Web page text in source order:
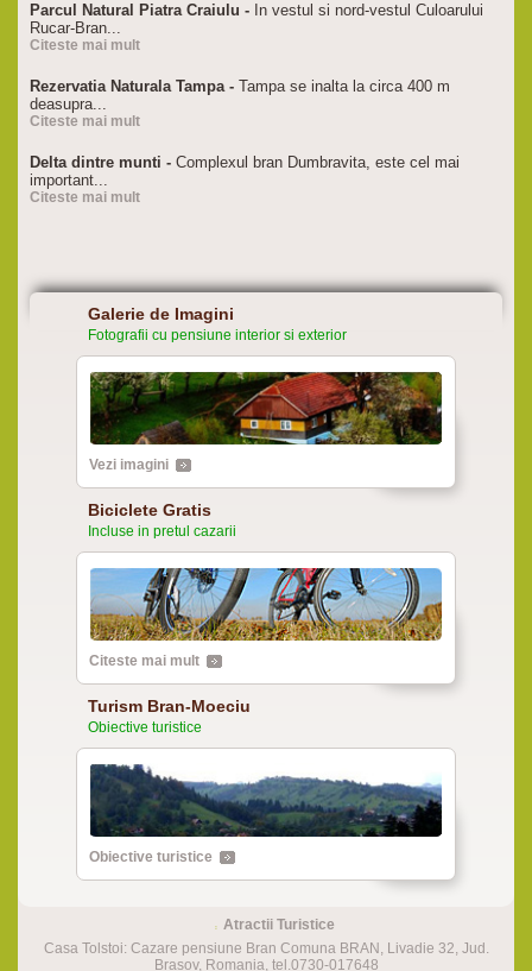
Parcul Natural Piatra Craiulu - In vestul si nord-vestul Culoarului
Rucar-Bran...
Citeste mai mult
Rezervatia Naturala Tampa - Tampa se inalta la circa 400 m
deasupra...
Citeste mai mult
Delta dintre munti - Complexul bran Dumbravita, este cel mai
important...
Citeste mai mult
Galerie de Imagini
Fotografii cu pensiune interior si exterior
Vezi imagini
Biciclete Gratis
Incluse in pretul cazarii
Citeste mai mult
Turism Bran-Moeciu
Obiective turistice
Obiective turistice
Atractii Turistice
Casa Tolstoi: Cazare pensiune Bran Comuna BRAN, Livadie 32, Jud.
Brasov, Romania, tel.0730-017648